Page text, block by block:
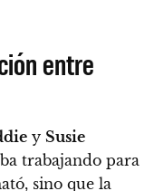
entre
y Susie
trabajando para
sino que la